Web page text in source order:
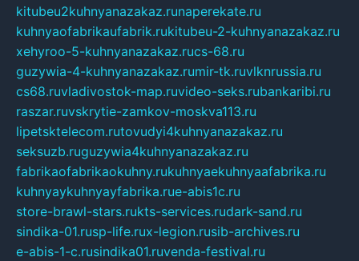
kitubeu2kuhnyanazakaz.runaperekate.ru
kuhnyaofabrikaufabrik.rukitubeu-2-kuhnyanazakaz.ru
xehyroo-5-kuhnyanazakaz.rucs-68.ru
guzywia-4-kuhnyanazakaz.rumir-tk.ruvlknrussia.ru
cs68.ruvladivostok-map.ruvideo-seks.rubankaribi.ru
raszar.ruvskrytie-zamkov-moskva113.ru
lipetsktelecom.rutovudyi4kuhnyanazakaz.ru
seksuzb.ruguzywia4kuhnyanazakaz.ru
fabrikaofabrikaokuhny.rukuhnyaekuhnyaafabrika.ru
kuhnyaykuhnyayfabrika.rue-abis1c.ru
store-brawl-stars.rukts-services.rudark-sand.ru
sindika-01.rusp-life.rux-legion.rusib-archives.ru
e-abis-1-c.rusindika01.ruvenda-festival.ru